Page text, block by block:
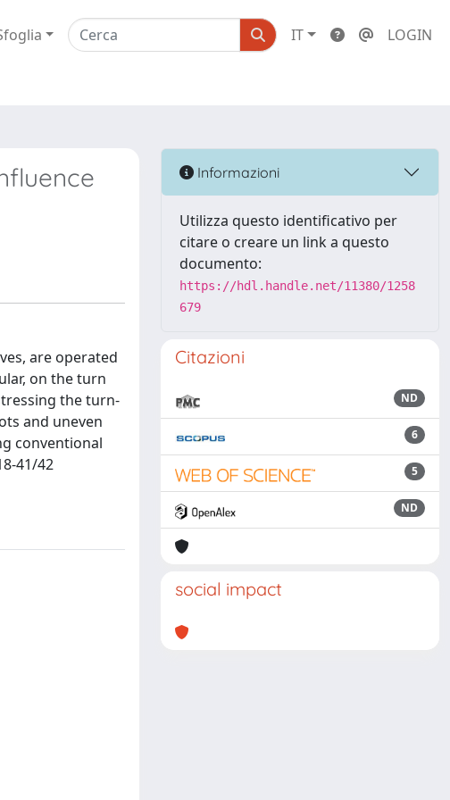
IT LOGIN
are operated
on the turn
the turn-
and uneven
conventional
41/42
Informazioni
Utilizza questo identificativo per
citare o creare un link a questo
documento:
https://hdl.handle.net/11380/1258
679
Citazioni
ND
6
5
ND
social impact